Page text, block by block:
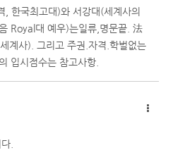
, 한국최고대)와 서강대(세계사의
Royal대 예우)는일류,명문끝. 法
계사). 그리고 주권.자격.학벌없는
입시점수는 참고사항.
.